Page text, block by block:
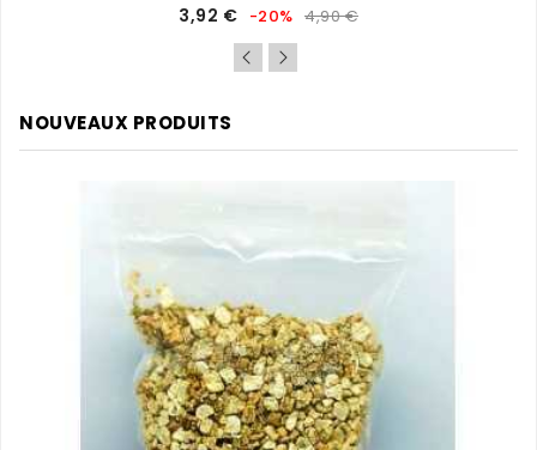
Prix
3,92 € Prix
de
base
-20% 4,90 €
NOUVEAUX PRODUITS